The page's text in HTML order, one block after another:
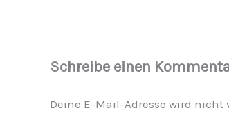
Schreibe einen
Deine E-Mail-Adresse wird nicht